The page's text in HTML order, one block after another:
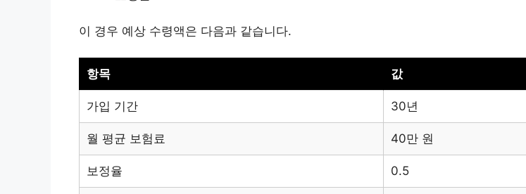
이 경우 예상 수령액은 다음과 같습니다.
항목 값
가입 기간 30년
월 평균 보험료 40만 원
보정율 0.5